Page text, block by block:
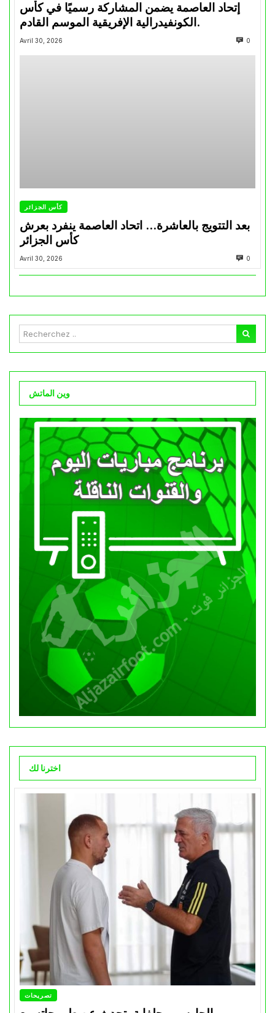
إتحاد العاصمة يضمن المشاركة رسميًا في كأس
الكونفيدرالية الإفريقية الموسم القادم.
Avril 30, 2026 0
كأس الجزائر
بعد التتويج بالعاشرة… اتحاد العاصمة ينفرد بعرش
كأس الجزائر
Avril 30, 2026 0
وين الماتش
اخترنا لك
تصريحات